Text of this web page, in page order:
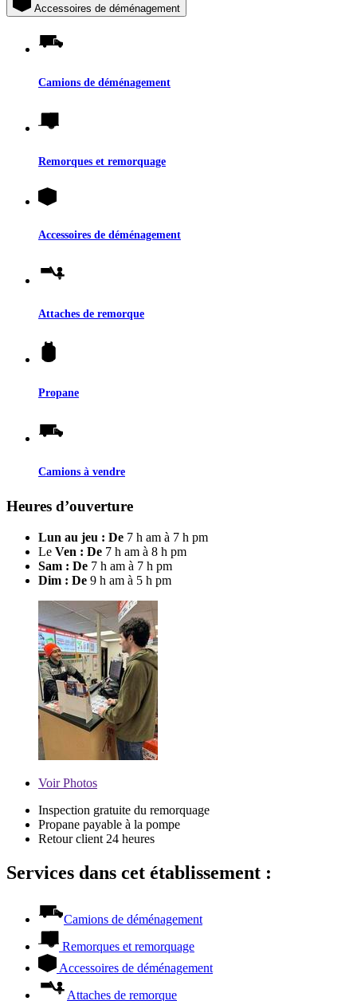
Accessoires de déménagement
Camions de déménagement
Remorques et remorquage
Accessoires de déménagement
Attaches de remorque
Propane
Camions à vendre
Heures d’ouverture
Lun au jeu : De 7 h am à 7 h pm
Le Ven : De 7 h am à 8 h pm
Sam : De 7 h am à 7 h pm
Dim : De 9 h am à 5 h pm
VoirPhotos
Inspection gratuite du remorquage
Propane payable à la pompe
Retour client 24 heures
Services dans cet établissement :
Camions de déménagement
Remorques et remorquage
Accessoires de déménagement
Attaches de remorque